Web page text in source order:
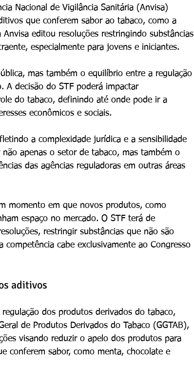
Nacional de Vigilância Sanitária (Anvisa)
que conferem sabor ao tabaco, como a
editou resoluções restringindo substâncias
especialmente para jovens e iniciantes.
mas também o equilíbrio entre a regulação
A decisão do STF poderá impactar
do tabaco, definindo até onde pode ir a
econômicos e sociais.
a complexidade jurídica e a sensibilidade
apenas o setor de tabaco, mas também o
das agências reguladoras em outras áreas
momento em que novos produtos, como
espaço no mercado. O STF terá de
restringir substâncias que não são
cabe exclusivamente ao Congresso
aditivos
dos produtos derivados do tabaco,
de Produtos Derivados do Tabaco (GGTAB),
visando reduzir o apelo dos produtos para
conferem sabor, como menta, chocolate e